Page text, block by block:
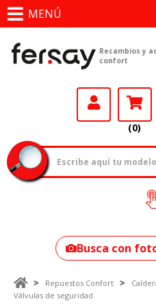
MENÚ
Recambios y
confort
(0)
¿Cómo
tu
Busca con
Repuestos Confort
Válvulas de seguridad